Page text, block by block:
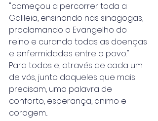
"começou a percorrer toda a
Galileia, ensinando nas sinagogas,
proclamando o Evangelho do
reino e curando todas as doenças
e enfermidades entre o povo."
Para todos e, através de cada um
de vós, junto daqueles que mais
precisam, uma palavra de
conforto, esperança, animo e
coragem...